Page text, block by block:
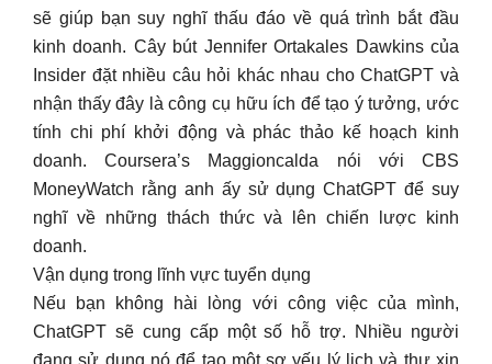
sẽ giúp bạn suy nghĩ thấu đáo về quá trình bắt đầu
kinh doanh. Cây bút Jennifer Ortakales Dawkins của
Insider đặt nhiều câu hỏi khác nhau cho ChatGPT và
nhận thấy đây là công cụ hữu ích để tạo ý tưởng, ước
tính chi phí khởi động và phác thảo kế hoạch kinh
doanh. Coursera’s Maggioncalda nói với CBS
MoneyWatch rằng anh ấy sử dụng ChatGPT để suy
nghĩ về những thách thức và lên chiến lược kinh
doanh.
Vận dụng trong lĩnh vực tuyển dụng
Nếu bạn không hài lòng với công việc của mình,
ChatGPT sẽ cung cấp một số hỗ trợ. Nhiều người
đang sử dụng nó để tạo một sơ yếu lý lịch và thư xin